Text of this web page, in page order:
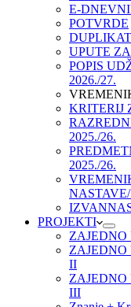
E-
POTVRDE
UPUTE
POPIS
2026./27.
KRITERIJ
2025./26.
2025./26.
PROJEKTI
ZAJEDNO
ZAJEDNO
II
ZAJEDNO
III